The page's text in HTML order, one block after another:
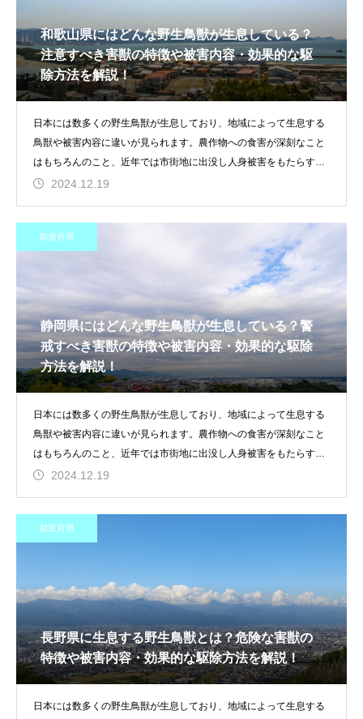
和歌山県にはどんな野生鳥獣が生息している？
注意すべき害獣の特徴や被害内容・効果的な駆
除方法を解説！
日本には数多くの野生鳥獣が生息しており、地域によって生息する
鳥獣や被害内容に違いが見られます。農作物への食害が深刻なこと
はもちろんのこと、近年では市街地に出没し人身被害をもたらす生
き物や家屋
2024.12.19
都道府県
静岡県にはどんな野生鳥獣が生息している？警
戒すべき害獣の特徴や被害内容・効果的な駆除
方法を解説！
日本には数多くの野生鳥獣が生息しており、地域によって生息する
鳥獣や被害内容に違いが見られます。農作物への食害が深刻なこと
はもちろんのこと、近年では市街地に出没し人身被害をもたらす生
き物や家屋
2024.12.19
都道府県
長野県に生息する野生鳥獣とは？危険な害獣の
特徴や被害内容・効果的な駆除方法を解説！
日本には数多くの野生鳥獣が生息しており、地域によって生息する